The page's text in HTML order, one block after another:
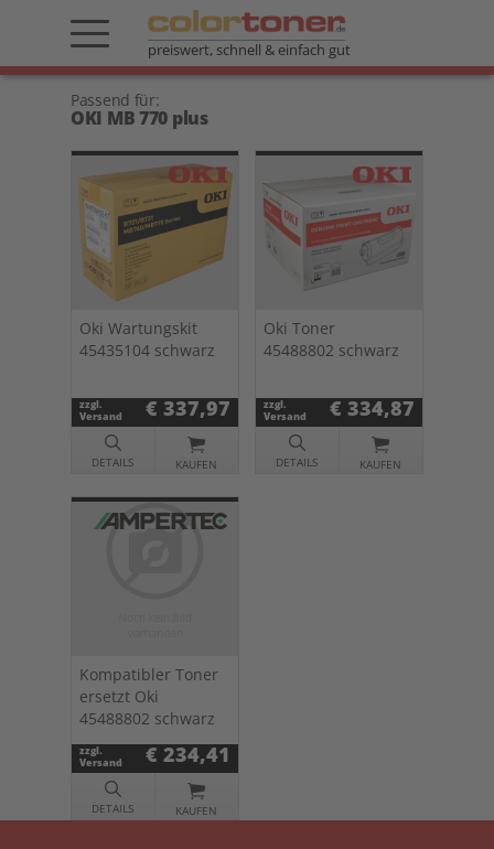
preiswert, schnell & einfach gut
Passend für:
OKI MB 770 plus
Oki Wartungskit
45435104 schwarz
zzgl.
Versand
€ 337,97
DETAILS KAUFEN
Oki Toner
45488802 schwarz
zzgl.
Versand
€ 334,87
DETAILS KAUFEN
Kompatibler Toner
ersetzt Oki
45488802 schwarz
zzgl.
Versand
€ 234,41
DETAILS KAUFEN